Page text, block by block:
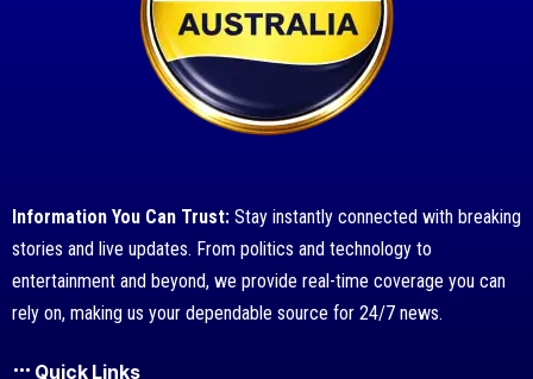
Information You Can Trust: Stay instantly connected with breaking
stories and live updates. From politics and technology to
entertainment and beyond, we provide real-time coverage you can
rely on, making us your dependable source for 24/7 news.
Quick Links